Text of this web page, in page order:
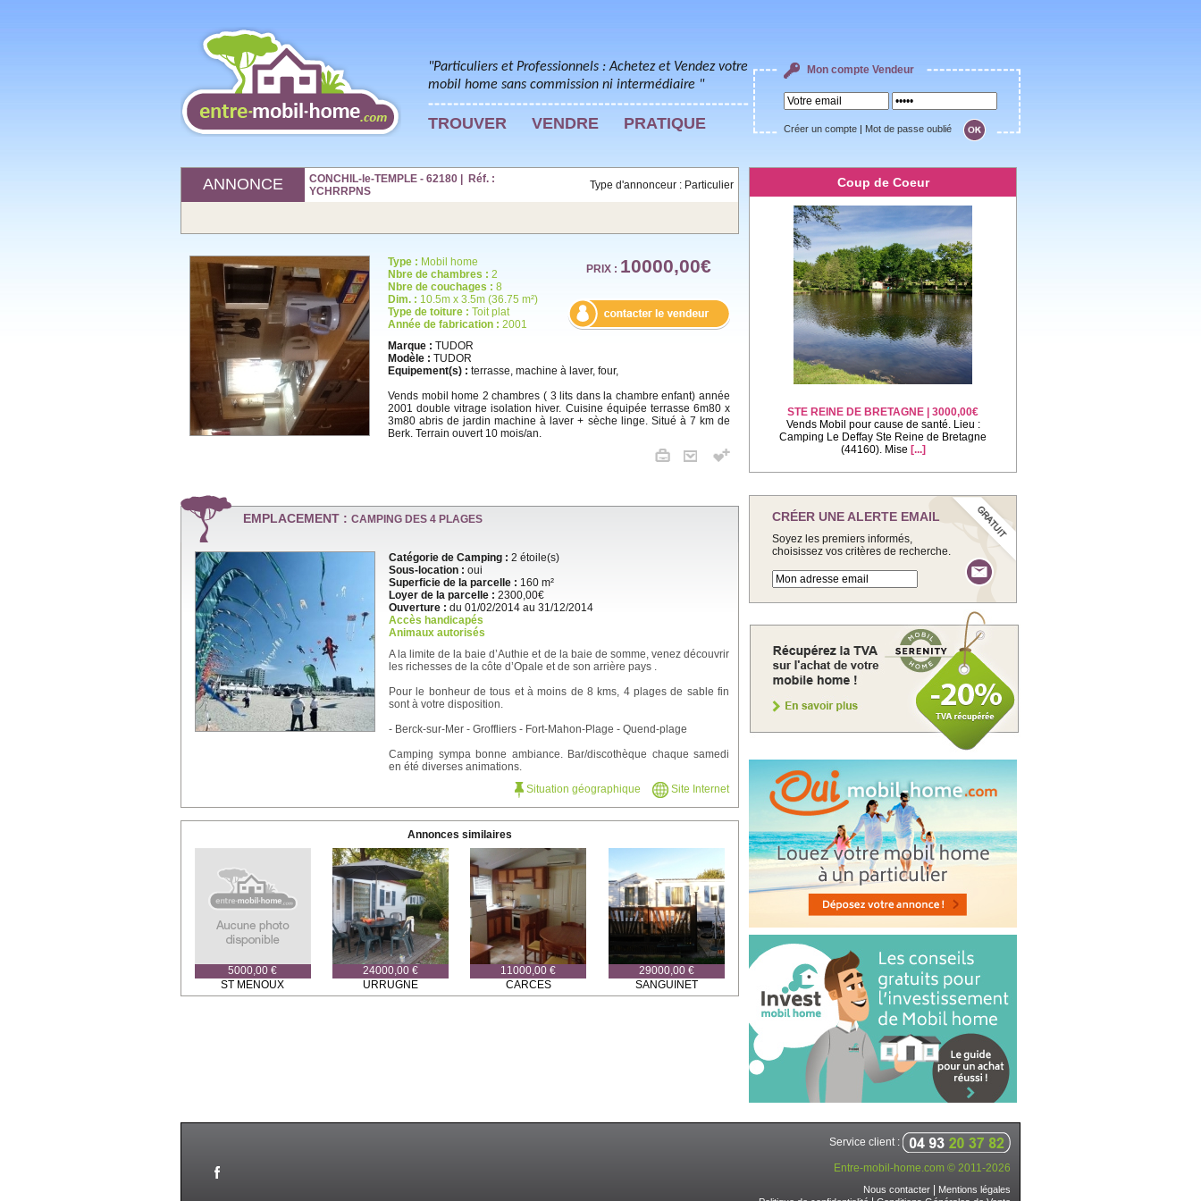
"Particuliers et Professionnels : Achetez et Vendez votre
mobil home sans commission ni intermédiaire "
TROUVER VENDRE PRATIQUE
Mon compte Vendeur
Créer un compte Mot de passe oublié
ANNONCE
CONCHIL-le-TEMPLE - 62180 | Réf. :
YCHRRPNS
Type d'annonceur : Particulier
Type : Mobil home
Nbre de chambres : 2
Nbre de couchages : 8
Dim. : 10.5m x 3.5m (36.75 m²)
Type de toiture : Toit plat
Année de fabrication : 2001
PRIX : 10000,00€
Marque : TUDOR
Modèle : TUDOR
Equipement(s) : terrasse, machine à laver, four,
Vends mobil home 2 chambres ( 3 lits dans la chambre enfant) année
2001 double vitrage isolation hiver. Cuisine équipée terrasse 6m80 x
3m80 abris de jardin machine à laver + sèche linge. Situé à 7 km de
Berk. Terrain ouvert 10 mois/an.
EMPLACEMENT : CAMPING DES 4 PLAGES
Catégorie de Camping : 2 étoile(s)
Sous-location : oui
Superficie de la parcelle : 160 m²
Loyer de la parcelle : 2300,00€
Ouverture : du 01/02/2014 au 31/12/2014
Accès handicapés
Animaux autorisés
A la limite de la baie d’Authie et de la baie de somme, venez découvrir
les richesses de la côte d’Opale et de son arrière pays .
Pour le bonheur de tous et à moins de 8 kms, 4 plages de sable fin
sont à votre disposition.
- Berck-sur-Mer - Groffliers - Fort-Mahon-Plage - Quend-plage
Camping sympa bonne ambiance. Bar/discothèque chaque samedi
en été diverses animations.
Situation géographique
Site Internet
Annonces similaires
5000,00 €
ST MENOUX
24000,00 €
URRUGNE
11000,00 €
CARCES
29000,00 €
SANGUINET
Coup de Coeur
STE REINE DE BRETAGNE | 3000,00€
Vends Mobil pour cause de santé. Lieu :
Camping Le Deffay Ste Reine de Bretagne
(44160). Mise [...]
CRÉER UNE ALERTE EMAIL
Soyez les premiers informés,
choisissez vos critères de recherche.
Service client :
Entre-mobil-home.com © 2011-2026
Nous contacter
Mentions légales